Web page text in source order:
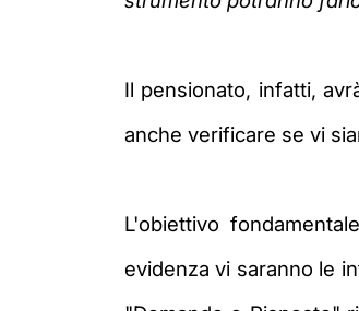
Il pensionato, infatti,
anche verificare se vi
L'obiettivo
evidenza vi saranno le